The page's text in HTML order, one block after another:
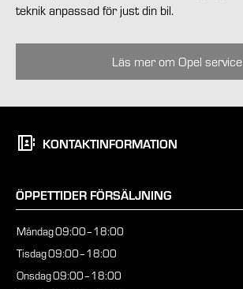
teknik anpassad för just din bil.
Läs mer om Opel service
KONTAKTINFORMATION
ÖPPETTIDER FÖRSÄLJNING
Måndag09:00–18:00
Tisdag09:00–18:00
Onsdag09:00–18:00